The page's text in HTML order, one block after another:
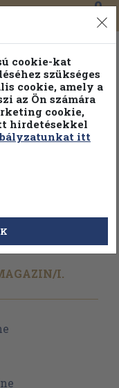
0
kötet közül
példányt
I.
cookie-kat
szükséges
cookie, amely a
az Ön számára
cookie,
hirdetésekkel
itt